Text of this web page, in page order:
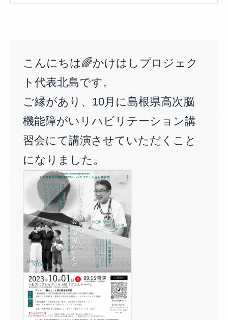
こんにちは🌈かけはしプロジェク
ト代表北島です。
ご縁があり、10月に島根県高次脳
機能障がいリハビリテーション講
習会にて講演させていただくこと
になりました。